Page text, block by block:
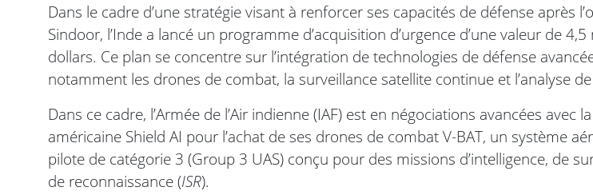
Dans le cadre d’une stratégie visant à renforcer ses capacités de défense après
Sindoor, l’Inde a lancé un programme d’acquisition d’urgence d’une valeur de
dollars. Ce plan se concentre sur l’intégration de technologies de défense
notamment les drones de combat, la surveillance satellite continue et l’analyse
Dans ce cadre, l’Armée de l’Air indienne (IAF) est en négociations avancées avec
américaine Shield AI pour l’achat de ses drones de combat V-BAT, un système
pilote de catégorie 3 (Group 3 UAS) conçu pour des missions d’intelligence, de
de reconnaissance (ISR).